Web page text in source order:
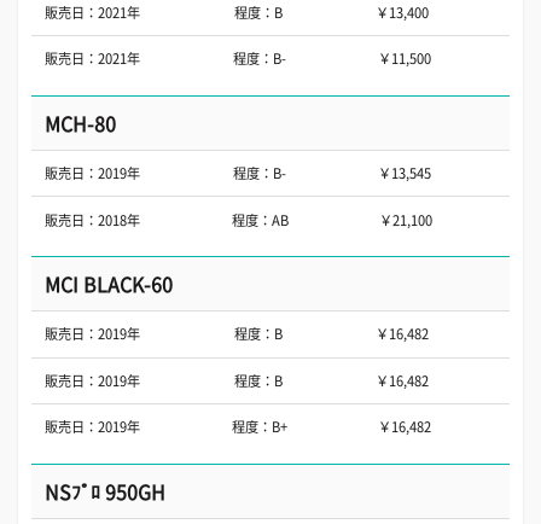
販売日：2021年 程度：B ￥13,400
販売日：2021年 程度：B- ￥11,500
MCH-80
販売日：2019年 程度：B- ￥13,545
販売日：2018年 程度：AB ￥21,100
MCI BLACK-60
販売日：2019年 程度：B ￥16,482
販売日：2019年 程度：B ￥16,482
販売日：2019年 程度：B+ ￥16,482
NSﾌﾟﾛ 950GH